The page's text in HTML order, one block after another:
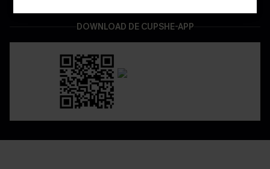
DOWNLOAD DE CUPSHE-APP